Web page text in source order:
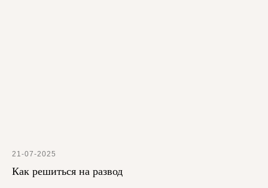
21-07-2025
Как решиться на развод